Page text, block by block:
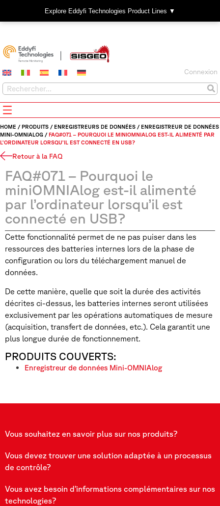
Explore Eddyfi Technologies Product Lines ▼
Connexion
HOME / PRODUITS / ENREGISTREURS DE DONNÉES / ENREGISTREUR DE DONNÉES
MINI-OMNIALOG / FAQ#071 – POURQUOI LE MINIOMNIALOG EST-IL ALIMENTÉ PAR
L’ORDINATEUR LORSQU’IL EST CONNECTÉ EN USB?
Retour à la FAQ
FAQ#071 – Pourquoi le
miniOMNIAlog est-il alimenté
par l’ordinateur lorsqu’il est
connecté en USB?
Cette fonctionnalité permet de ne pas puiser dans les
ressources des batteries internes lors de la phase de
configuration ou lors du téléchargement manuel de
données.
De cette manière, quelle que soit la durée des activités
décrites ci-dessus, les batteries internes seront utilisées
exclusivement par les opérations automatiques de mesure
(acquisition, transfert de données, etc.). Cela garantit une
plus longue durée de fonctionnement.
PRODUITS COUVERTS:
Enregistreur de données Mini-OMNIAlog
Vous souhaitez en savoir plus sur nos produits?
Vous devez trouver une solution adaptée à un processus
de contrôle?
Vous avez besoin d’informations complémentaires sur nos
technologies?